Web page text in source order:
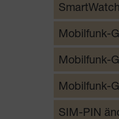
Mobilfunk-
Mobilfunk-
Mobilfunk-
SIM-PIN